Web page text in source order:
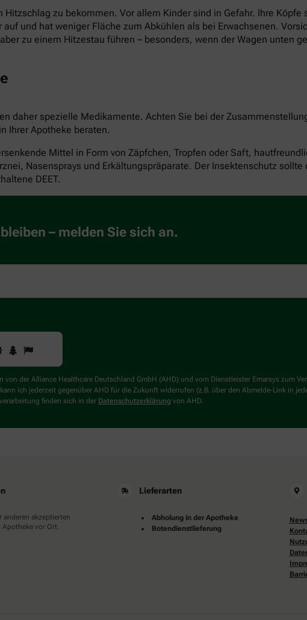
zu bekommen. Vor allem Kinder sind in Gefahr. Ihre Köpfe
und hat weniger Fläche zum Abkühlen als bei Erwachsenen.
zu einem Hitzestau führen – besonders, wenn der Wagen unten
daher spezielle Medikamente. Achten Sie bei der
Ihrer Apotheke beraten.
Mittel in Form von Zäpfchen, Tropfen oder Saft,
Nasensprays und Erkältungspräparate. Der Insektenschutz
DEET.
– melden Sie sich an.
1 2
der Alliance Healthcare Deutschland GmbH (AHD) und vom Dienstleister Emarsys zum
ich jederzeit gegenüber AHD für die Zukunft widerrufen (z.B. über den Abmelde-Link in
finden sich in der Datenschutzerklärung von AHD.
anderen akzeptierten
vor Ort.
Lieferarten
Abholung in der Apotheke
Botendienstlieferung